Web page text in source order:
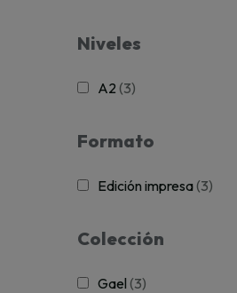
Niveles
A2 (3)
Formato
Edición impresa (3)
Colección
Gael (3)